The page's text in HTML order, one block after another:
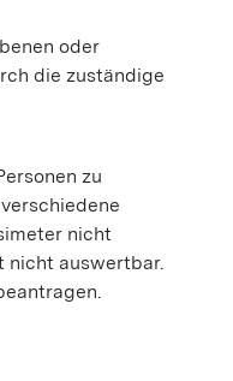
oder
die zuständige
zu
nicht
nicht auswertbar.